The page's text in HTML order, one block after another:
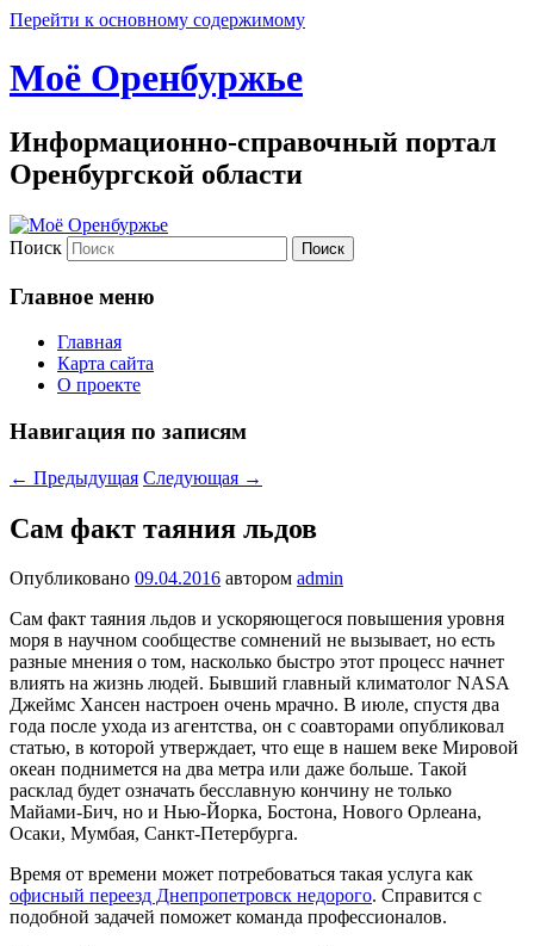
Перейти к основному содержимому
Моё Оренбуржье
Информационно-справочный портал
Оренбургской области
Поиск
Главное меню
Главная
Карта сайта
О проекте
Навигация по записям
← Предыдущая Следующая →
Сам факт таяния льдов
Опубликовано 09.04.2016 автором admin
Сам факт таяния льдов и ускоряющегося повышения уровня
моря в научном сообществе сомнений не вызывает, но есть
раз­ные мнения о том, насколько быстро этот процесс начнет
влиять на жизнь людей. Бывший главный климатолог NASA
Джеймс Хансен настроен очень мрачно. В июле, спустя два
года после ухо­да из агентства, он с соавторами опубликовал
статью, в которой утверждает, что еще в нашем веке Мировой
океан поднимется на два метра или даже больше. Такой
расклад будет означать бес­славную кончину не только
Майами-Бич, но и Нью-Йорка, Босто­на, Нового Орлеана,
Осаки, Мумбая, Санкт-Петербурга.
Время от времени может потребоваться такая услуга как
офисный переезд Днепропетровск недорого. Справится с
подобной задачей поможет команда профессионалов.